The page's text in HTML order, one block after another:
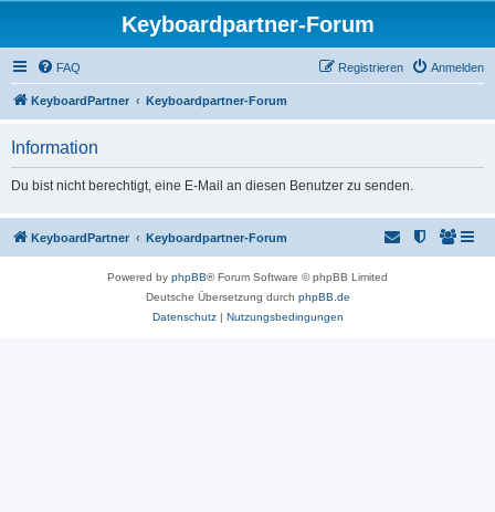
Keyboardpartner-Forum
FAQ Anmelden
Registrieren
KeyboardPartner Keyboardpartner-Forum
Information
Du bist nicht berechtigt, eine E-Mail an diesen Benutzer zu senden.
KeyboardPartner Keyboardpartner-Forum
Powered by phpBB® Forum Software © phpBB Limited
Deutsche Übersetzung durch phpBB.de
Datenschutz| Nutzungsbedingungen